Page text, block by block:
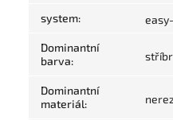
system:
Dominantní
barva:
Dominantní
materiál: